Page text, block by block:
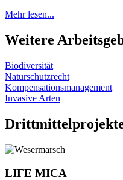
Mehr lesen...
Weitere
Biodiversität
Naturschutzrecht
Kompensationsmanagement
Invasive Arten
LIFE MICA